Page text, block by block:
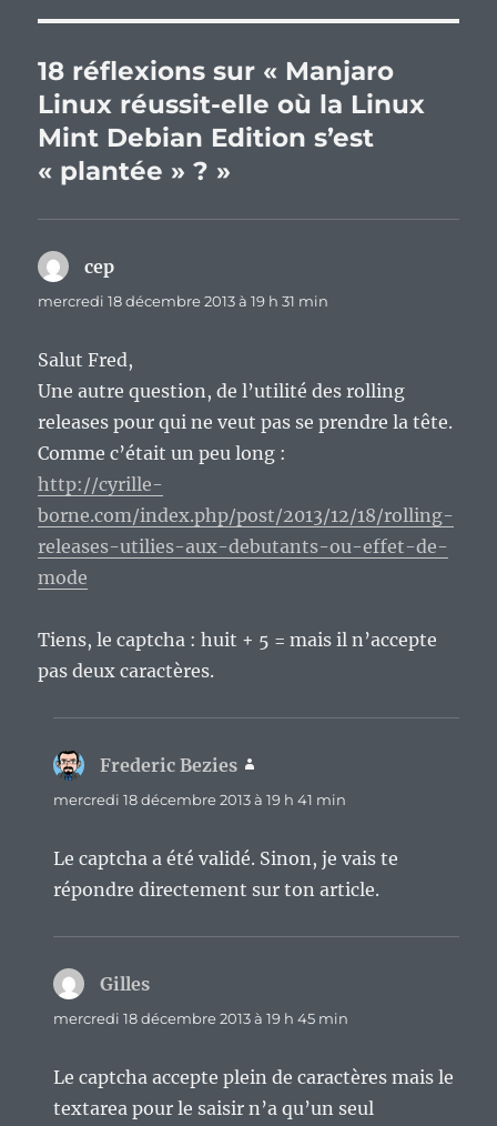
18 réflexions sur « Manjaro
Linux réussit-elle où la Linux
Mint Debian Edition s’est
« plantée » ? »
cep
mercredi 18 décembre 2013 à 19 h 31 min
Salut Fred,
Une autre question, de l’utilité des rolling
releases pour qui ne veut pas se prendre la tête.
Comme c’était un peu long :
http://cyrille-
borne.com/index.php/post/2013/12/18/rolling-
releases-utilies-aux-debutants-ou-effet-de-
mode
Tiens, le captcha : huit + 5 = mais il n’accepte
pas deux caractères.
Frederic Bezies
mercredi 18 décembre 2013 à 19 h 41 min
Le captcha a été validé. Sinon, je vais te
répondre directement sur ton article.
Gilles
mercredi 18 décembre 2013 à 19 h 45 min
Le captcha accepte plein de caractères mais le
textarea pour le saisir n’a qu’un seul